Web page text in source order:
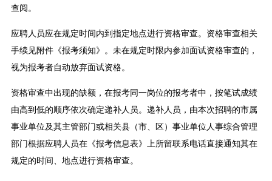
查阅。
应聘人员应在规定时间内到指定地点进行资格审查。资格审查相关
手续见附件《报考须知》。未在规定时限内参加面试资格审查的，
视为报考者自动放弃面试资格。
资格审查中出现的缺额，在报考同一岗位的报考者中，按笔试成绩
由高到低的顺序依次确定递补人员。递补人员，由本次招聘的市属
事业单位及其主管部门或相关县（市、区）事业单位人事综合管理
部门根据应聘人员在《报考信息表》上所留联系电话直接通知其在
规定的时间、地点进行资格审查。